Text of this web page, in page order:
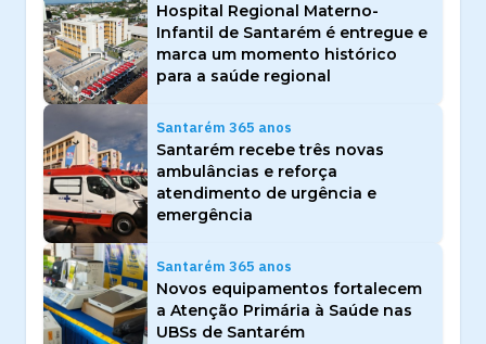
Hospital Regional Materno-
Infantil de Santarém é entregue e
marca um momento histórico
para a saúde regional
Santarém 365 anos
Santarém recebe três novas
ambulâncias e reforça
atendimento de urgência e
emergência
Santarém 365 anos
Novos equipamentos fortalecem
a Atenção Primária à Saúde nas
UBSs de Santarém